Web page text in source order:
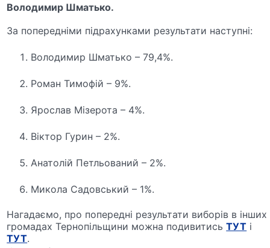
Володимир Шматько.
За попередніми підрахунками результати наступні:
Володимир Шматько – 79,4%.
Роман Тимофій – 9%.
Ярослав Мізерота – 4%.
Віктор Гурин – 2%.
Анатолій Петльований – 2%.
Микола Садовський – 1%.
Нагадаємо, про попередні результати виборів в інших
громадах Тернопільщини можна подивитисьТУТ і
ТУТ.